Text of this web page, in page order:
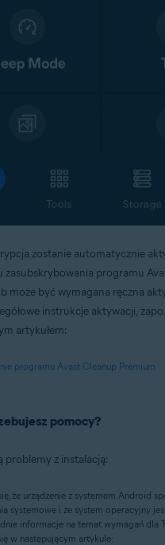
zostanie automatycznie
zasubskrybowania programu
może być wymagana ręczna
instrukcje aktywacji,
artykułem:
programu Avast Cleanup Premium
pomocy?
problemy z instalacją:
że urządzenie z systemem Android
systemowe i że system operacyjny
informacje na temat wymagań dla
w następującym artykule: